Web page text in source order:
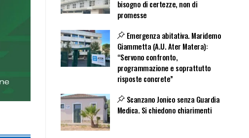
bisogno di certezze, non di
promesse
Emergenza abitativa. Maridemo
Giammetta (A.U. Ater Matera):
“Servono confronto,
programmazione e soprattutto
risposte concrete”
Scanzano Jonico senza Guardia
Medica. Si chiedono chiarimenti